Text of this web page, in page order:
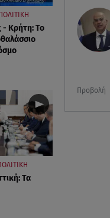
Προβολή
ΠΟΛΙΤΙΚΗ
- Κρήτη: Το
Τα